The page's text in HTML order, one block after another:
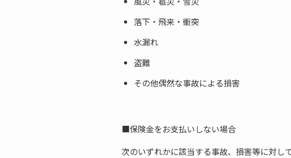
落下・飛来・衝突
水漏れ
盗難
その他偶然な事故による損害
■保険金をお支払いしない場合
次のいずれかに該当する事故、損害等に対し